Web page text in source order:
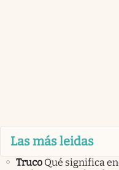
Las más leidas
Truco Qué significa